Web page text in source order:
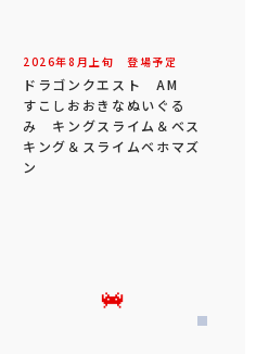
2026年8 月 上旬 登場予定
ドラゴンクエスト AM
すこしおおきなぬいぐる
み キングスライム＆ベス
キング＆スライムベホマズ
ン